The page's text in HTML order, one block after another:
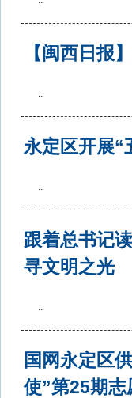
【闽西日报
..
永定区开展“
..
跟着总书记
寻文明之光
..
国网永定区
使”第25期志